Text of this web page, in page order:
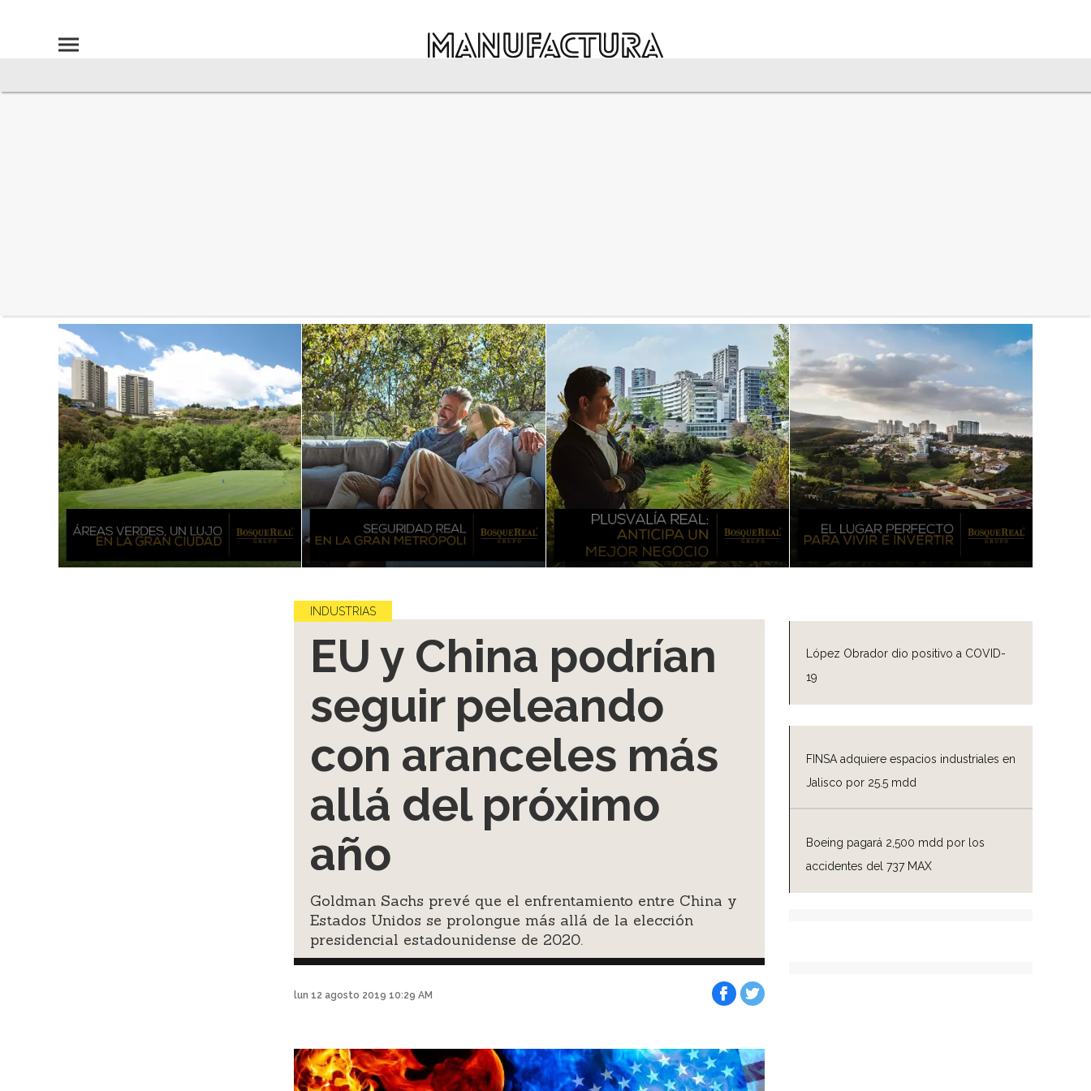
López Obrador dio positivo a COVID-
19
FINSA adquiere espacios industriales en
Jalisco por 25.5 mdd
Boeing pagará 2,500 mdd por los
accidentes del 737 MAX
INDUSTRIAS
EU y China podrían
seguir peleando
con aranceles más
allá del próximo
año
Goldman Sachs prevé que el enfrentamiento entre China y
Estados Unidos se prolongue más allá de la elección
presidencial estadounidense de 2020.
lun 12 agosto 2019 10:29 AM